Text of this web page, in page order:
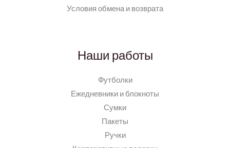
Условия обмена и возврата
Наши работы
Футболки
Ежедневники и блокноты
Сумки
Пакеты
Ручки